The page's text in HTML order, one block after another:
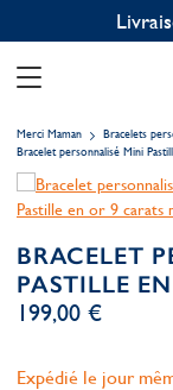
Merci Maman
Bracelets
Bracelet personnalisé Mini
BRACELET
PASTILLE
199,00 €
Expédié le jour